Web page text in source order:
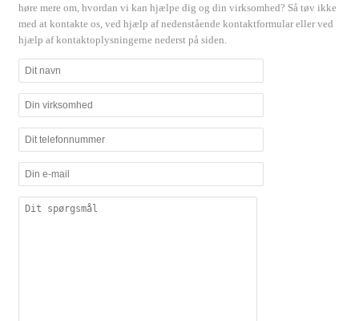
høre mere om, hvordan vi kan hjælpe dig og din virksomhed? Så tøv ikke
med at kontakte os, ved hjælp af nedenstående kontaktformular eller ved
hjælp af kontaktoplysningerne nederst på siden.